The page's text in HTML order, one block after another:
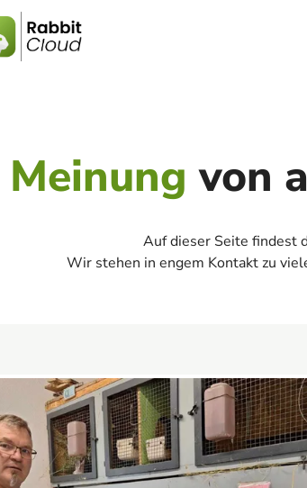
Meinung von
Auf dieser Seite findest
Wir stehen in engem Kontakt zu